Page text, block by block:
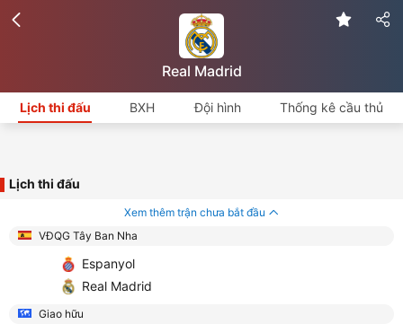
Real Madrid
Lịch thi đấu BXH Đội hình Thống kê cầu thủ
Lịch thi đấu
Xem thêm trận chưa bắt đầu
VĐQG Tây Ban Nha
Espanyol
Real Madrid
Giao hữu